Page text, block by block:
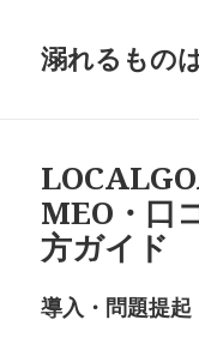
溺れるもの
MEO・口
方ガイド
導入・問題提起